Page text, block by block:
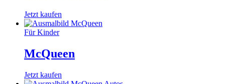
Jetzt kaufen
Für Kinder
McQueen
Jetzt kaufen